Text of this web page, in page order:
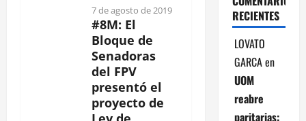
7 de agosto de 2019
#8M: El
Bloque de
Senadoras
del FPV
presentó el
proyecto de
RECIENTES
LOVATO
GARCAen
UOM
reabre
paritarias: